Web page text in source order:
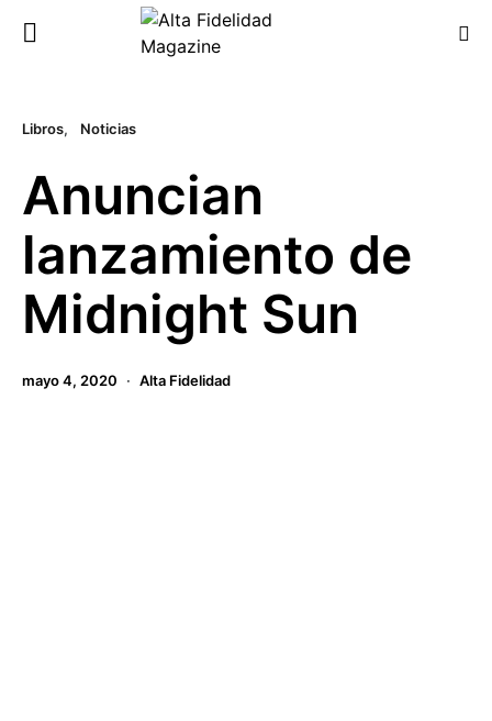
Libros Noticias
Anuncian
lanzamiento de
Midnight Sun
mayo 4, 2020 Alta Fidelidad